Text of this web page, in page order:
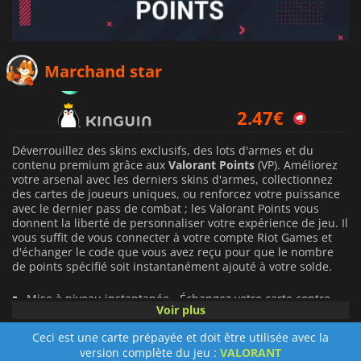
Marchand star
2.47€
2.96€
Déverrouillez des skins exclusifs, des lots d'armes et du
contenu premium grâce aux Valorant Points (VP). Améliorez
votre arsenal avec les derniers skins d'armes, collectionnez
des cartes de joueurs uniques, ou renforcez votre puissance
avec le dernier pass de combat ; les Valorant Points vous
donnent la liberté de personnaliser votre expérience de jeu. Il
vous suffit de vous connecter à votre compte Riot Games et
d'échanger le code que vous avez reçu pour que le nombre
de points spécifié soit instantanément ajouté à votre solde.
Mise à niveau instantanée - Échangez votre carte contre
des points Valorant et accédez immédiatement au contenu
Voir plus
Ceci est une carte prépayée et doit être utilisée avec la
version complète du jeu : VALORANT